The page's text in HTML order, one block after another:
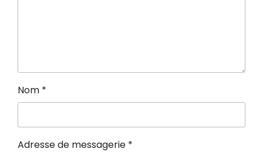
Nom *
Adresse de messagerie *